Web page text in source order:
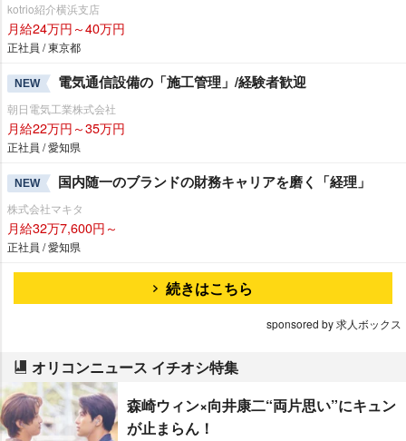
kotrio紹介横浜支店
月給24万円～40万円
正社員 / 東京都
NEW 電気通信設備の「施工管理」/経験者歓迎
朝日電気工業株式会社
月給22万円～35万円
正社員 / 愛知県
NEW 国内随一のブランドの財務キャリアを磨く「経理」
株式会社マキタ
月給32万7,600円～
正社員 / 愛知県
続きはこちら
sponsored by 求人ボックス
オリコンニュース イチオシ特集
森崎ウィン×向井康二“両片思い”にキュン
が止まらん！